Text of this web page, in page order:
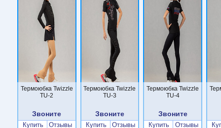
Термоюбка Twizzle
TU-2
Звоните
Купить Отзывы
Термоюбка Twizzle
TU-3
Звоните
Купить Отзывы
Термоюбка Twizzle
TU-4
Звоните
Купить Отзывы